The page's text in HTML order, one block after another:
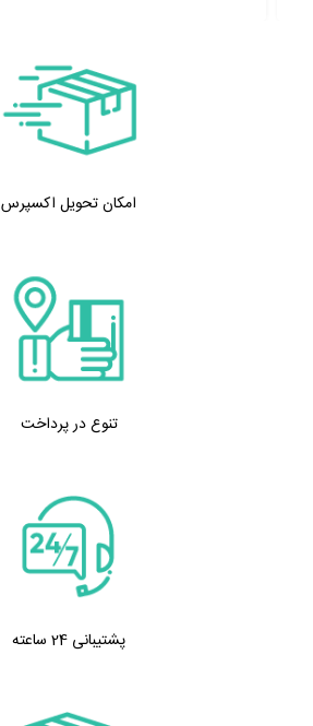
امکان تحویل اکسپرس
تنوع در پرداخت
پشتیبانی 24 ساعته